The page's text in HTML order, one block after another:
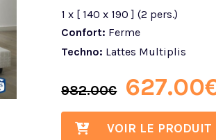
1 x [ 140 x 190 ] (2 pers.)
Confort: Ferme
Techno: Lattes Multiplis
982.00€ 627.00
VOIR LE PRODUIT